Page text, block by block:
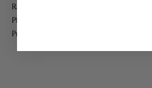
Ratschläge zur Verwendung
Pflege
Produktdetails